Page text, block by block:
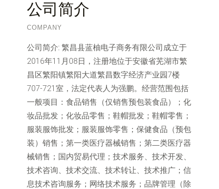
公司简介
COMPANY
公司简介: 繁昌县蓝柚电子商务有限公司成立于
2016年11月08日，注册地位于安徽省芜湖市繁
昌区繁阳镇繁阳大道繁昌数字经济产业园7楼
707-721室，法定代表人为强鹏。经营范围包括
一般项目：食品销售（仅销售预包装食品）；化
妆品批发；化妆品零售；鞋帽批发；鞋帽零售；
服装服饰批发；服装服饰零售；保健食品（预包
装）销售；第一类医疗器械销售；第二类医疗器
械销售；国内贸易代理；技术服务、技术开发、
技术咨询、技术交流、技术转让、技术推广；信
息技术咨询服务；网络技术服务；品牌管理（除